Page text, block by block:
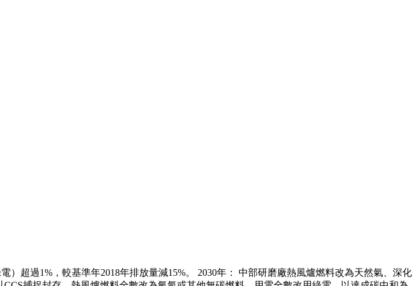
超過1%，較基準年2018年排放量減15%。 2030年： 中部研磨廠熱風爐燃料改為天然氣、深化